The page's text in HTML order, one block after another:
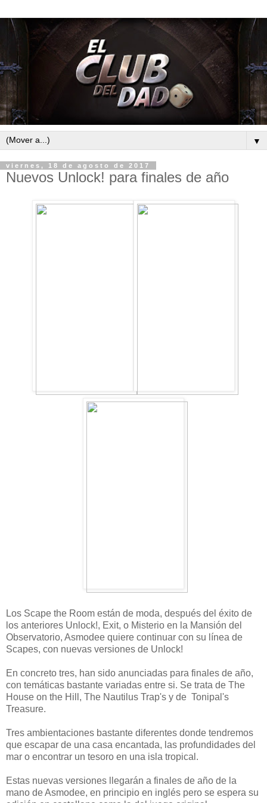
▼
viernes, 18 de agosto de 2017
Nuevos Unlock! para finales de año
Los Scape the Room están de moda, después del éxito de
los anteriores Unlock!, Exit, o Misterio en la Mansión del
Observatorio, Asmodee quiere continuar con su línea de
Scapes, con nuevas versiones de Unlock!
En concreto tres, han sido anunciadas para finales de año,
con temáticas bastante variadas entre si. Se trata de The
House on the Hill, The Nautilus Trap's y de Tonipal's
Treasure.
Tres ambientaciones bastante diferentes donde tendremos
que escapar de una casa encantada, las profundidades del
mar o encontrar un tesoro en una isla tropical.
Estas nuevas versiones llegarán a finales de año de la
mano de Asmodee, en principio en inglés pero se espera su